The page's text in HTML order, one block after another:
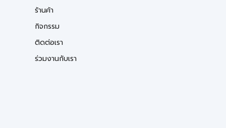
ร้านค้า
กิจกรรม
ติดต่อเรา
ร่วมงานกับเรา